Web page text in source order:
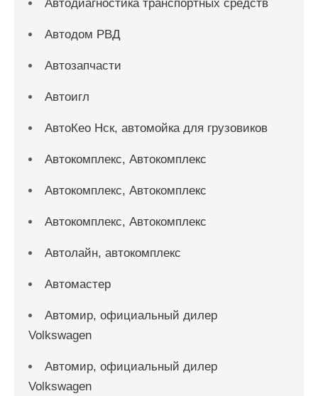
Автодиагностика транспортных средств
Автодом РВД
Автозапчасти
Автоигл
АвтоКео Нск, автомойка для грузовиков
Автокомплекс, Автокомплекс
Автокомплекс, Автокомплекс
Автокомплекс, Автокомплекс
Автолайн, автокомплекс
Автомастер
Автомир, официальный дилер
Volkswagen
Автомир, официальный дилер
Volkswagen